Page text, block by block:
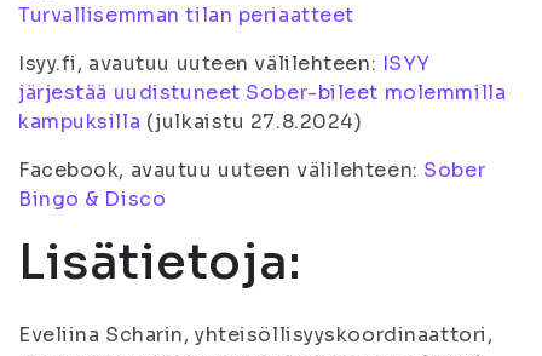
Turvallisemman tilan periaatteet
Isyy.fi, avautuu uuteen välilehteen: ISYY
järjestää uudistuneet Sober-bileet molemmilla
kampuksilla (julkaistu 27.8.2024)
Facebook, avautuu uuteen välilehteen: Sober
Bingo & Disco
Lisätietoja:
Eveliina Scharin, yhteisöllisyyskoordinaattori,